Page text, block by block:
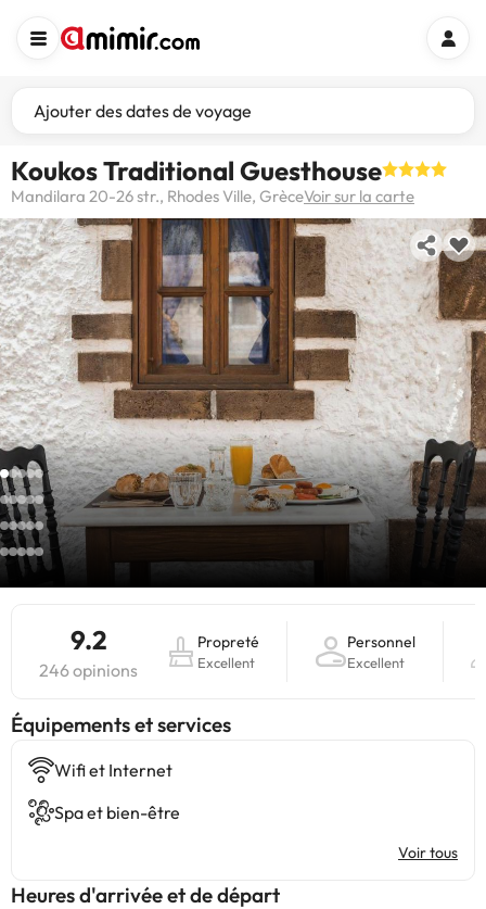
Ajouter des dates de voyage
Koukos Traditional Guesthouse
Mandilara 20-26 str., Rhodes Ville, GrèceVoir sur la carte
9.2
246 opinions
Propreté
Excellent
Personnel
Excellent
​Équipements et services
Wifi et Internet
Spa et bien-être
Voir tous
Heures d'arrivée et de départ